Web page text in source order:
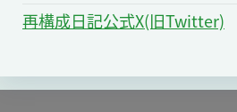
再構成日記公式X(旧Twitter)